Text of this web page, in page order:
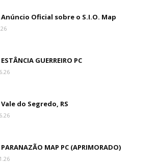
Anúncio Oficial sobre o S.I.O. Map
GUERREIRO PC
Vale do Segredo, RS
PARANAZÃO MAP PC (APRIMORADO)